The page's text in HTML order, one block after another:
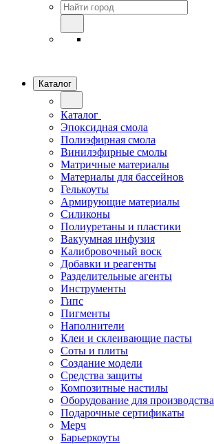
Каталог
Каталог
Эпоксидная смола
Полиэфирная смола
Винилэфирные смолы
Матричные материалы
Материалы для бассейнов
Гелькоуты
Армирующие материалы
Силиконы
Полиуретаны и пластики
Вакуумная инфузия
Калибровочный воск
Добавки и реагенты
Разделительные агенты
Инструменты
Гипс
Пигменты
Наполнители
Клеи и склеивающие пасты
Соты и плиты
Создание модели
Средства защиты
Композитные настилы
Оборудование для производства
Подарочные сертификаты
Мерч
Барьеркоуты